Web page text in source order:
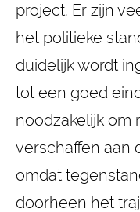
project. Er zijn
het politieke
duidelijk wordt
tot een goed
noodzakelijk om
verschaffen aan
omdat
doorheen het